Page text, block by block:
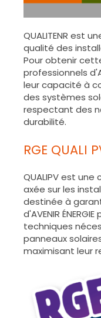
QUALITENR est
qualité des
Pour obtenir
professionnels
leur capacité à
des systèmes
respectant des
durabilité.
RGE QUALI
QUALIPV est
axée sur les
destinée à
d'AVENIR
techniques
panneaux
maximisant leur